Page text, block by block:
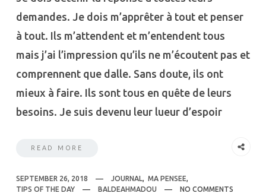
demandes. Je dois m’apprêter à tout et penser
à tout. Ils m’attendent et m’entendent tous
mais j’ai l’impression qu’ils ne m’écoutent pas et
comprennent que dalle. Sans doute, ils ont
mieux à faire. Ils sont tous en quête de leurs
besoins. Je suis devenu leur lueur d’espoir
READ MORE
SEPTEMBER 26, 2018 JOURNAL, MA PENSEE,
TIPS OF THE DAY
BALDEAHMADOU NO COMMENTS